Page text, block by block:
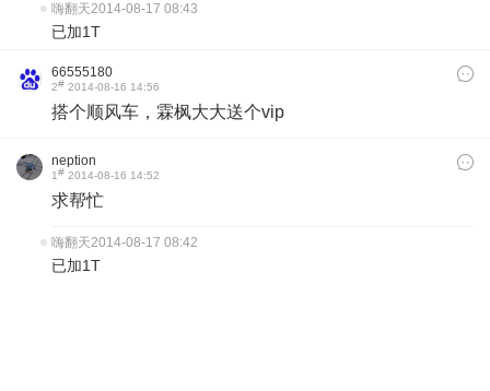
嗨翻天2014-08-17 08:43
已加1T
66555180
2# 2014-08-16 14:56
搭个顺风车，霖枫大大送个vip
neption
1# 2014-08-16 14:52
求帮忙
嗨翻天2014-08-17 08:42
已加1T